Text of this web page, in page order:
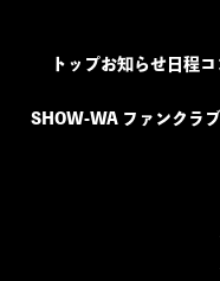
トップお知らせ日程コ
SHOW-WA ファンクラブ